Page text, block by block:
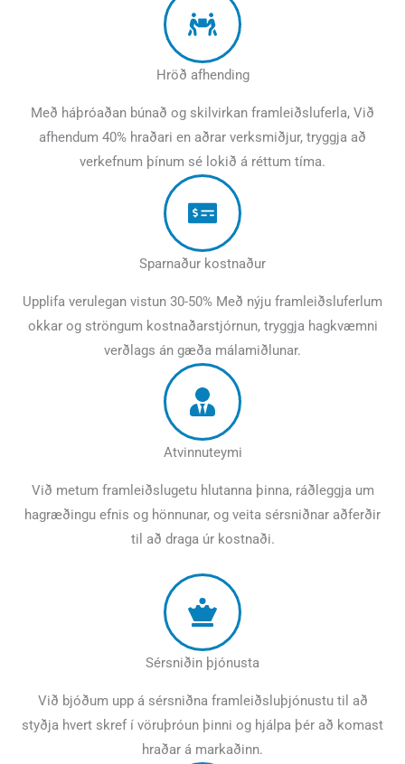
Hröð afhending
Með háþróaðan búnað og skilvirkan framleiðsluferla, Við
afhendum 40% hraðari en aðrar verksmiðjur, tryggja að
verkefnum þínum sé lokið á réttum tíma.
Sparnaður kostnaður
Upplifa verulegan vistun 30-50% Með nýju framleiðsluferlum
okkar og ströngum kostnaðarstjórnun, tryggja hagkvæmni
verðlags án gæða málamiðlunar.
Atvinnuteymi
Við metum framleiðslugetu hlutanna þinna, ráðleggja um
hagræðingu efnis og hönnunar, og veita sérsniðnar aðferðir
til að draga úr kostnaði.
Sérsniðin þjónusta
Við bjóðum upp á sérsniðna framleiðsluþjónustu til að
styðja hvert skref í vöruþróun þinni og hjálpa þér að komast
hraðar á markaðinn.